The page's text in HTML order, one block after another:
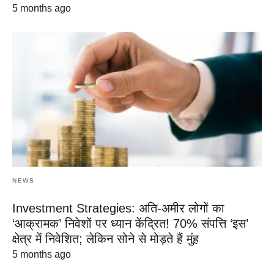
5 months ago
NEWS
Investment Strategies: अति-अमीर लोगों का
‘आक्रामक’ निवेशों पर ध्यान केंद्रित! 70% संपत्ति ‘इस’
क्षेत्र में निवेशित; लेकिन सोने से मोड़ते हैं मुंह
5 months ago